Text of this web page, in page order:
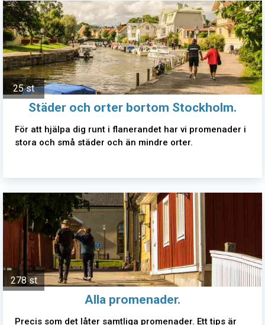
25 st
Städer och orter bortom Stockholm.
För att hjälpa dig runt i flanerandet har vi promenader i
stora och små städer och än mindre orter.
278 st
Alla promenader.
Precis som det låter samtliga promenader. Ett tips är